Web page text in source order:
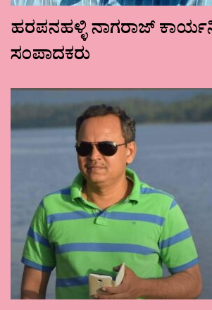
ಹರಪನಹಳ್ಳಿ ನಾಗರಾಜ್
ಸಂಪಾದಕರು